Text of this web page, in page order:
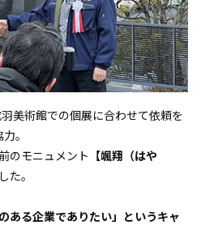
美術館での個展に合わせて依頼を
。
のモニュメント 【颯翔（はや
た。
ある企業でありたい」というキャ